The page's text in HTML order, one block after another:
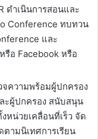
ดำเนินการสอนและ
Conference ทบทวน
และ
รือ Facebook หรือ
จความพร้อมผู้ปกครอง
ะผู้ปกครอง สนับสนุน
หน่วยเคลื่อนที่เร็ว จัด
ามนิเทศการเรียน